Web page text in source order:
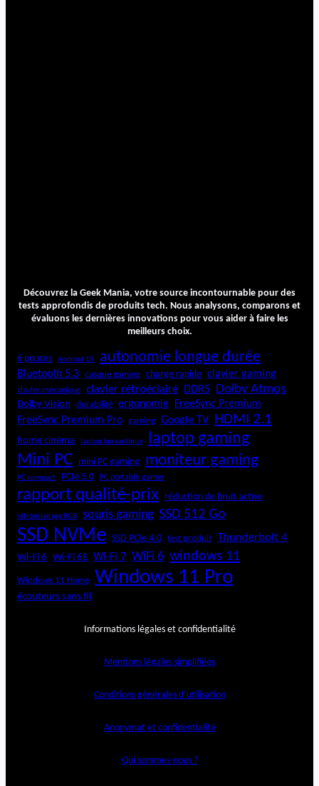
Découvrez la Geek Mania, votre source incontournable pour des
tests approfondis de produits tech. Nous analysons, comparons et
évaluons les dernières innovations pour vous aider à faire les
meilleurs choix.
6 pouces Android 15 autonomie longue durée
Bluetooth 5.3 casque gaming charge rapide clavier gaming
clavier mécanique clavier rétroéclairé DDR5 Dolby Atmos
Dolby Vision durabilité ergonomie
FreeSync Premium
FreeSync Premium Pro
gaming Google TV HDMI 2.1
home cinéma laptop bureautique laptop gaming
Mini PC mini PC gaming moniteur gaming
PC compact PCIe 5.0 PC portable gamer
rapport qualité-prix réduction de bruit active
rétroéclairage RGB souris gaming SSD 512 Go
SSD NVMe SSD PCIe 4.0 test produit Thunderbolt 4
Wi-Fi 6 Wi-Fi 6E Wi-Fi 7 WiFi 6 windows 11
Windows 11 Home Windows 11 Pro
écouteurs sans fil
Informations légales et confidentialité
Mentions légales simplifiées
Conditions générales d’utilisation
Anonymat et confidentialité
Qui sommes-nous ?